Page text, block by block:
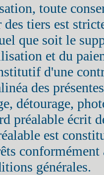
toute
tiers est
que soit le
et du
d'une
des
détourage,
préalable écrit
est
générales.